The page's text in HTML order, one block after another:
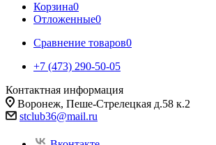
Корзина0
Отложенные0
Сравнение товаров0
+7 (473) 290-50-05
Контактная информация
Воронеж, Пеше-Стрелецкая д.58 к.2
stclub36@mail.ru